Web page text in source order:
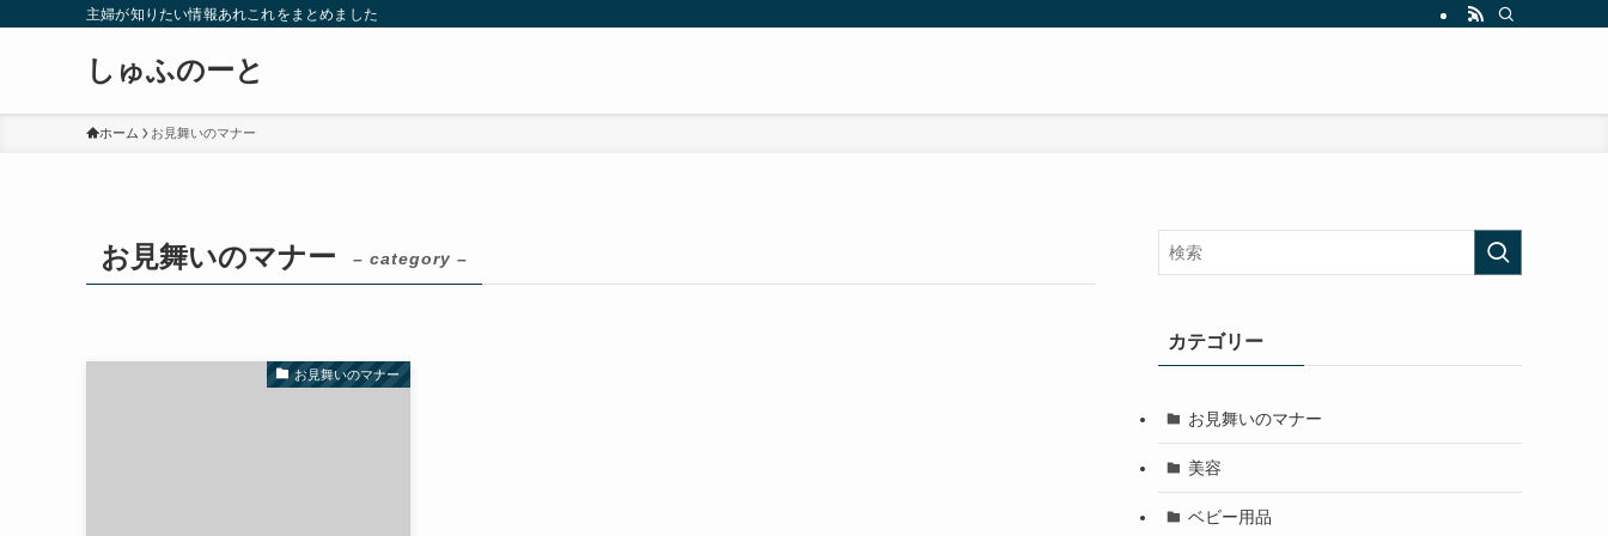
主婦が知りたい情報あれこれをまとめました
しゅふのーと
ホーム お見舞いのマナー
お見舞いのマナー – category –
お見舞いのマナー
カテゴリー
お見舞いのマナー
美容
ベビー用品